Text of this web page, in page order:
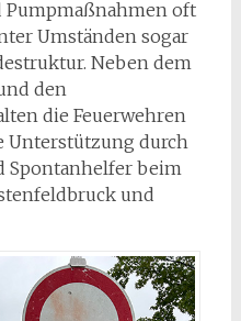
Pumpmaßnahmen oft
Umständen sogar
Neben dem
den
die Feuerwehren
Unterstützung durch
Spontanhelfer beim
und